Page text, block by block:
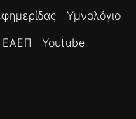
Υμνολόγιο
ΕΑΕΠ
Youtube